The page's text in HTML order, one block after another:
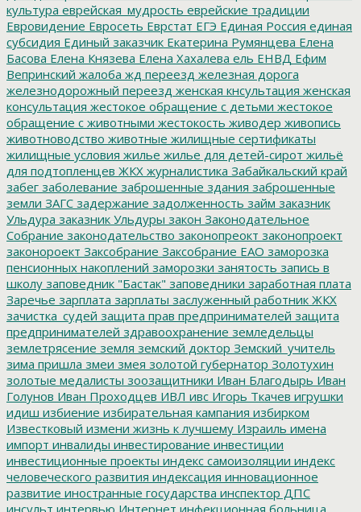
культура еврейская_мудрость еврейские традиции
Евровидение Евросеть Еврстат ЕГЭ Единая Россия единая
субсидия Единый заказчик Екатерина Румянцева Елена
Басова Елена Князева Елена Хахалева ель ЕНВД Ефим
Вепринский жалоба жд переезд железная дорога
железнодорожный переезд женская кнсультация женская
консультация жестокое обращение с детьми жестокое
обращение с животными жестокость живодер живопись
животноводство животные жилищные сертификаты
жилищные условия жилье жилье для детей-сирот жильё
для подтопленцев ЖКХ журналистика Забайкальский край
забег заболевание заброшенные здания заброшенные
земли ЗАГС задержание задолженность займ заказник
Ульдура заказник Ульдуры закон Законодательное
Собрание законодательство законопреокт законопроект
законороект Заксобрание Заксобрание ЕАО заморозка
пенсионных накоплений заморозки занятость запись в
школу заповедник "Бастак" заповедники заработная плата
Заречье зарплата зарплаты заслуженный работник ЖКХ
зачистка_судей защита прав предпринимателей защита
предпринимателей здравоохранение земледельцы
землетрясение земля земский доктор Земский_учитель
зима пришла змеи змея золотой губернатор Золотухин
золотые медалисты зоозащитники Иван Благодырь Иван
Голунов Иван Проходцев ИВЛ ивс Игорь Ткачев игрушки
идиш избиение избирательная кампания избирком
Известковый измени жизнь к лучшему Израиль имена
импорт инвалиды инвестирование инвестиции
инвестиционные проекты индекс самоизоляции индекс
человеческого развития индексация инновационное
развитие иностранные государства инспектор ДПС
инсульт интервью Интернет инфекционная больница